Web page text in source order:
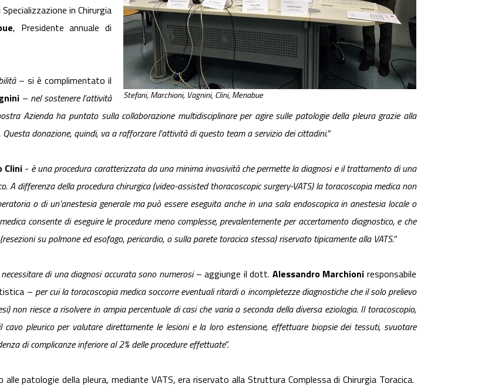
Stefani, Marchioni, Vagnini, Clini, Menabue
in Chirurgia
, Presidente annuale di
– si è complimentato il
– nel sostenere l’attività
Azienda ha puntato sulla collaborazione multidisciplinare per agire sulle patologie della pleura grazie alla
donazione, quindi, va a rafforzare l’attività di questo team a servizio dei cittadini.”
Clini- è una procedura caratterizzata da una minima invasività che permette la diagnosi e il trattamento di una
A differenza della procedura chirurgica (video-assisted thoracoscopic surgery-VATS) la toracoscopia medica non
o di un’anestesia generale ma può essere eseguita anche in una sala endoscopica in anestesia locale o
consente di eseguire le procedure meno complesse, prevalentemente per accertamento diagnostico, e che
su polmone ed esofago, pericardio, o sulla parete toracica stessa) riservato tipicamente alla VATS.”
di una diagnosi accurata sono numerosi– aggiunge il dott. Alessandro Marchioni responsabile
– per cui la toracoscopia medica soccorre eventuali ritardi o incompletezze diagnostiche che il solo prelievo
non riesce a risolvere in ampia percentuale di casi che varia a seconda della diversa eziologia. Il toracoscopio,
pleurico per valutare direttamente le lesioni e la loro estensione, effettuare biopsie dei tessuti, svuotare
di complicanze inferiore al 2% delle procedure effettuate”.
alle patologie della pleura, mediante VATS, era riservato alla Struttura Complessa di Chirurgia Toracica.